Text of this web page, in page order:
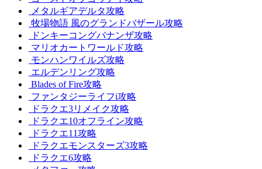
メタルギアデルタ攻略
牧場物語 風のグランドバザール攻略
ドンキーコングバナンザ攻略
マリオカートワールド攻略
モンハンワイルズ攻略
エルデンリング攻略
Blades of Fire攻略
ファンタジーライフi攻略
ドラクエ3リメイク攻略
ドラクエ10オフライン攻略
ドラクエ11攻略
ドラクエモンスターズ3攻略
ドラクエ6攻略